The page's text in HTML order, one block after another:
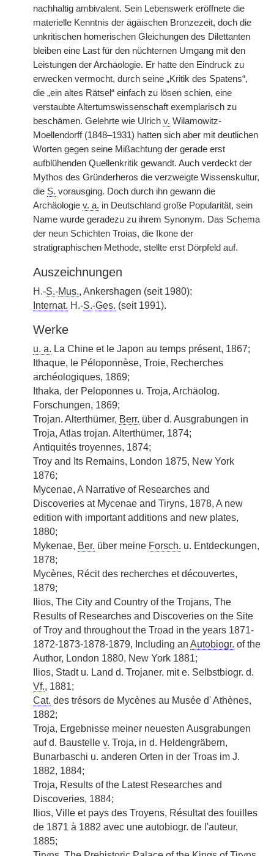
nachhaltig ambivalent. Sein Lebenswerk eröffnete die
materielle Kenntnis der ägäischen Bronzezeit, doch die
unkritischen homerischen Gleichungen des Dilettanten
bleiben eine Last für den nüchternen Umgang mit den
Leistungen der Archäologie. Er hatte den Eindruck zu
erwecken vermocht, durch seine „Kritik des Spatens“,
die „ein altes Rätsel“ einfach zu lösen schien, eine
verstaubte Altertumswissenschaft exemplarisch zu
beschämen. Gelehrte wie Ulrich v. Wilamowitz-
Moellendorff (1848–1931) hatten sich aber mit deutlichen
Worten gegen seine Mißachtung der gerade erst
aufblühenden Quellenkritik gewandt. Auch verdeckt der
Mythos des Gründerheros die verzweigte Wissenskultur,
die S. vorausging. Doch durch ihn gewann die
Archäologie v. a. in Deutschland große Popularität, sein
Name wurde geradezu zu ihrem Synonym. Das Schema
der neun Schichten Troias, die Ikone der
stratigraphischen Methode, stellte erst Dörpfeld auf.
Auszeichnungen
H.-S.-Mus., Ankershagen (seit 1980);
Internat. H.-S.-Ges. (seit 1991).
Werke
u. a. La Chine et le Japon au temps présent, 1867;
Ithaque, le Péloponnèse, Troie, Recherches
archéologiques, 1869;
Ithaka, der Peloponnes u. Troja, Archäolog.
Forschungen, 1869;
Trojan. Alterthümer, Berr. über d. Ausgrabungen in
Troja, Atlas trojan. Alterthümer, 1874;
Antiquités troyennes, 1874;
Troy and Its Remains, London 1875, New York
1876;
Mycenae, A Narrative of Researches and
Discoveries at Mycenae and Tiryns, 1878, A new
edition with important additions and new plates,
1880;
Mykenae, Ber. über meine Forsch. u. Entdeckungen,
1878;
Mycènes, Récit des recherches et découvertes,
1879;
Ilios, The City and Country of the Trojans, The
Results of Researches and Discoveries on the Site
of Troy and throughout the Troad in the years 1871-
1872-1873-1878-1879, Including an Autobiogr. of the
Author, London 1880, New York 1881;
Ilios, Stadt u. Land d. Trojaner, mit e. Selbstbiogr. d.
Vf., 1881;
Cat. des trésors de Mycènes au Musée d' Athènes,
1882;
Troja, Ergebnisse meiner neuesten Ausgrabungen
auf d. Baustelle v. Troja, in d. Heldengräbern,
Bunarbaschi u. anderen Orten in der Troas im J.
1882, 1884;
Troja, Results of the Latest Researches and
Discoveries, 1884;
Ilios, Ville et pays des Troyens, Résultat des fouilles
de 1871 à 1882 avec une autobiogr. de l'auteur,
1885;